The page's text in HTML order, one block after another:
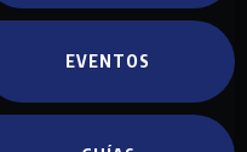
EVENTOS